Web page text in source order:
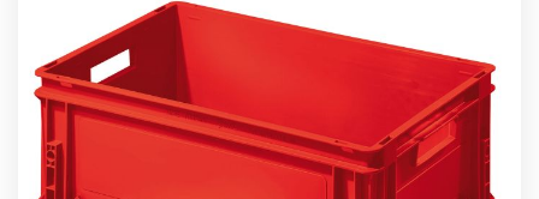
images
gallery